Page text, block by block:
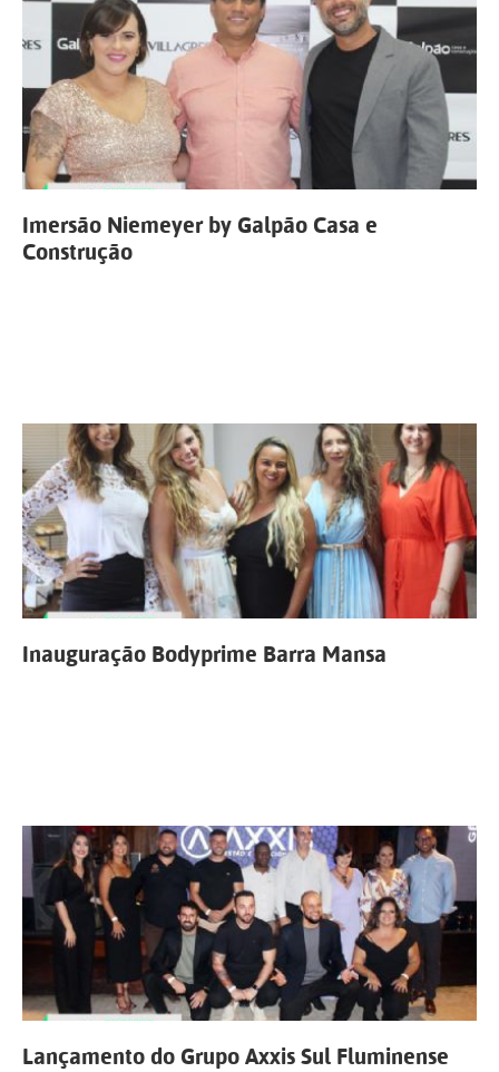
Imersão Niemeyer by Galpão Casa e
Construção
Inauguração Bodyprime Barra Mansa
Lançamento do Grupo Axxis Sul Fluminense